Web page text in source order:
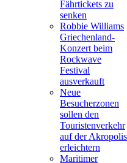
Fährtickets zu
senken
Robbie Williams
Griechenland-
Konzert beim
Rockwave
Festival
ausverkauft
Neue
Besucherzonen
sollen den
Touristenverkehr
auf der Akropolis
erleichtern
Maritimer